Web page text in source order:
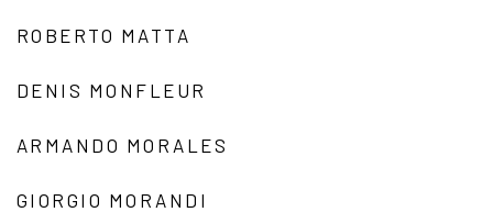
ROBERTO MATTA
DENIS MONFLEUR
ARMANDO MORALES
GIORGIO MORANDI